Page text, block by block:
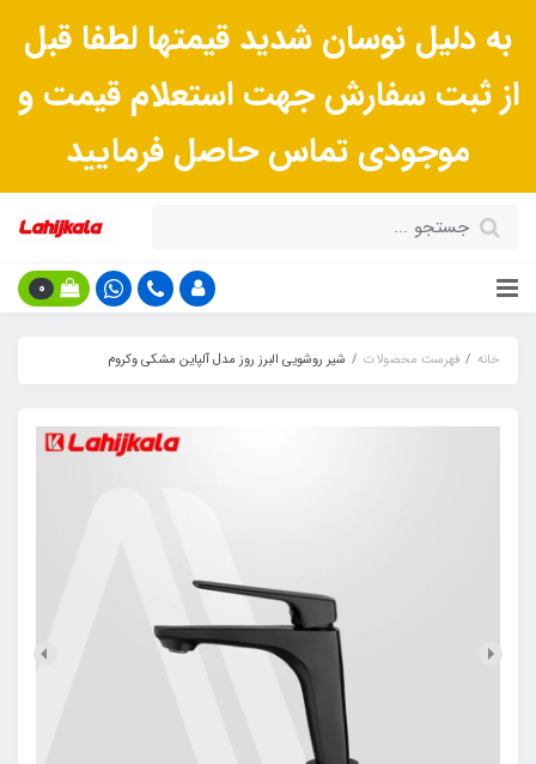
به دلیل نوسان شدید قیمتها لطفا قبل
از ثبت سفارش جهت استعلام قیمت و
موجودی تماس حاصل فرمایید
0
خانه فهرست محصولات شیر روشویی البرز روز مدل آلپاین مشکی وکروم